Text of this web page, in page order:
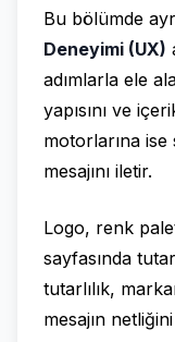
Bu bölümde
Deneyimi (UX)
adımlarla ele
yapısını ve
motorlarına
mesajını iletir.
Logo, renk
sayfasında
tutarlılık,
mesajın